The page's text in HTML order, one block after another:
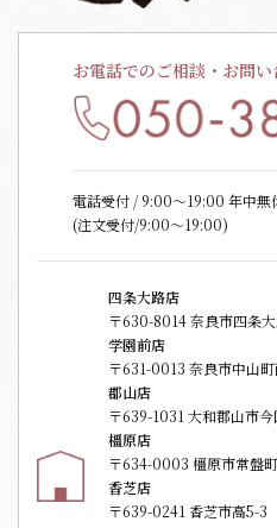
お電話でのご相談・お問
電話受付 / 9:00〜19:00 年中無
(注文受付/9:00～19:00)
四条大路店
〒630-8014 奈良市四条
学園前店
〒631-0013 奈良市中山
郡山店
〒639-1031 大和郡山市
橿原店
〒634-0003 橿原市常盤
香芝店
〒639-0241 香芝市高5-3